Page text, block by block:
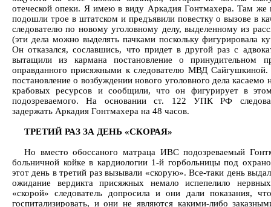
отеческой опеки. Я имею в виду Аркадия Гонтмахера. Там же
подошли трое в штатском и предъявили повестку о вызове в
следователю по новому уголовному делу, выделенному из
(эти дела можно выделять пачками поскольку фигурировала
Он отказался, сославшись, что придет в другой раз с
вытащили из кармана постановление о принудительном
оправданного присяжными к следователю МВД Сайгушкиной.
постановление о возбуждении нового уголовного дела касаемо
крабовых ресурсов и сообщили, что он фигурирует в
подозреваемого. На основании ст. 122 УПК РФ
задержать Аркадия Гонтмахера на 48 часов.
ТРЕТИЙ РАЗ ЗА ДЕНЬ «СКОРАЯ»
Но вместо обоссаного матраца ИВС подозреваемый
больничной койке в кардиологии 1-й горбольницы под
этот день в третий раз вызывали «скорую». Все-таки день
ожидание вердикта присяжных немало испепелило
«скорой» следователь допросила и они дали показания,
госпитализировать, и они не являются какими-либо